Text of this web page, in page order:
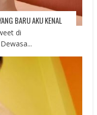
BARU AKU KENAL
di